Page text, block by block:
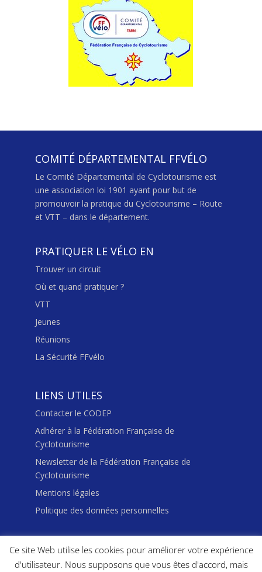
COMITÉ DÉPARTEMENTAL FFVÉLO
Le Comité Départemental de Cyclotourisme est
une association loi 1901 ayant pour but de
promouvoir la pratique du Cyclotourisme – Route
et VTT – dans le département.
PRATIQUER LE VÉLO EN
Trouver un circuit
Où et quand pratiquer ?
VTT
Jeunes
Réunions
La Sécurité FFvélo
LIENS UTILES
Contacter le CODEP
Adhérer à la Fédération Française de
Cyclotourisme
Newsletter de la Fédération Française de
Cyclotourisme
Mentions légales
Politique des données personnelles
Ce site Web utilise les cookies pour améliorer votre expérience
d'utilisateur. Nous supposons que vous êtes d'accord, mais